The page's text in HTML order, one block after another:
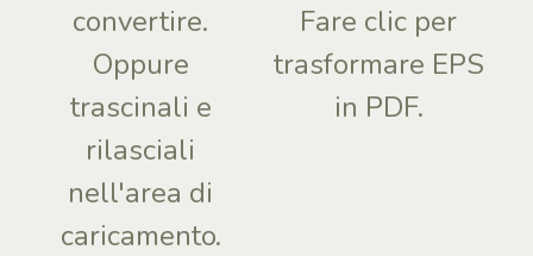
convertire.
Oppure
trascinali e
rilasciali
nell'area di
caricamento.
Fare clic per
trasformare EPS
in PDF.